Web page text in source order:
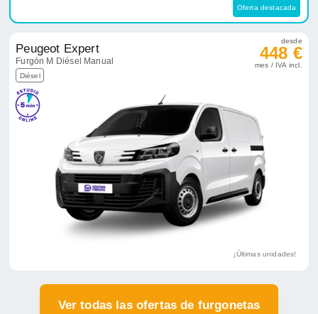
Oferta destacada
Peugeot Expert
Furgón M Diésel Manual
Diésel
desde
448 €
mes / IVA incl.
¡Últimas unidades!
Ver todas las ofertas de furgonetas